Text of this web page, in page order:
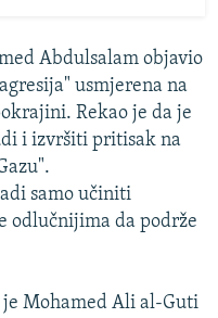
Abdulsalam objavio
usmjerena na
Rekao je da je
i izvršiti pritisak na
samo učiniti
odlučnijima da podrže
je Mohamed Ali al-Guti